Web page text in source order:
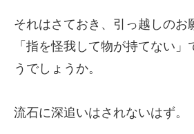
それはさておき、引っ越しのお
「指を怪我して物が持てない
うでしょうか。
流石に深追いはされないはず。